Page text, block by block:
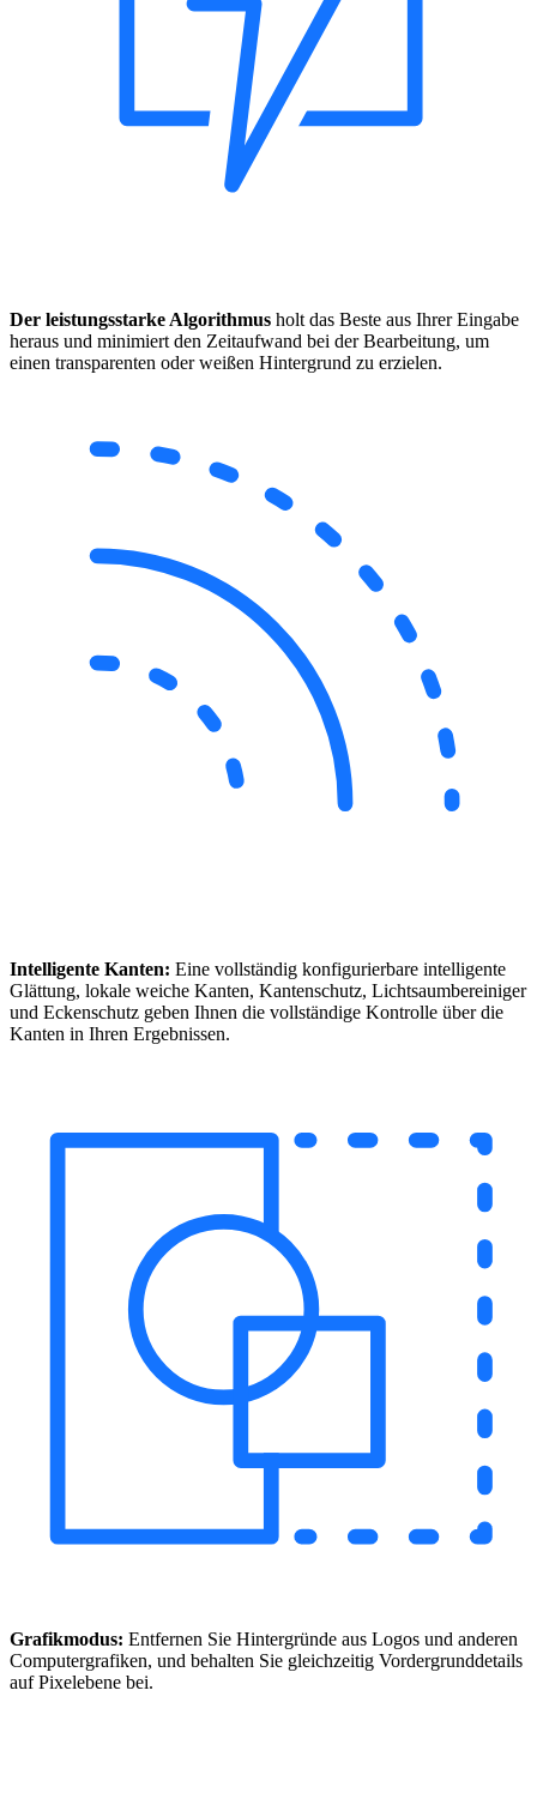
Der leistungsstarke Algorithmus holt das Beste aus Ihrer Eingabe
heraus und minimiert den Zeitaufwand bei der Bearbeitung, um
einen transparenten oder weißen Hintergrund zu erzielen.
Intelligente Kanten: Eine vollständig konfigurierbare intelligente
Glättung, lokale weiche Kanten, Kantenschutz, Lichtsaumbereiniger
und Eckenschutz geben Ihnen die vollständige Kontrolle über die
Kanten in Ihren Ergebnissen.
Grafikmodus: Entfernen Sie Hintergründe aus Logos und anderen
Computergrafiken, und behalten Sie gleichzeitig Vordergrunddetails
auf Pixelebene bei.